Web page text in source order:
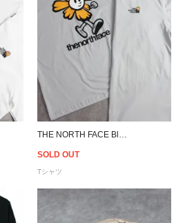
SOLD OUT
Tシャツ